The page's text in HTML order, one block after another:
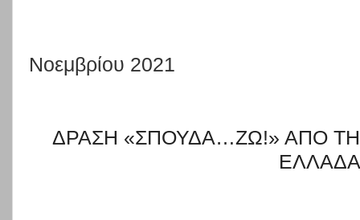
Νοεμβρίου 2021
ΔΡΑΣΗ «ΣΠΟΥΔΑ…ΖΩ!» ΑΠΟ